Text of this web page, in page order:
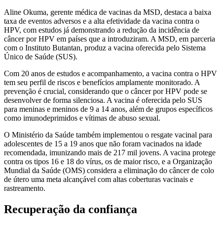
Aline Okuma, gerente médica de vacinas da MSD, destaca a baixa
taxa de eventos adversos e a alta efetividade da vacina contra o
HPV, com estudos já demonstrando a redução da incidência de
câncer por HPV em países que a introduziram. A MSD, em parceria
com o Instituto Butantan, produz a vacina oferecida pelo Sistema
Único de Saúde (SUS).
Com 20 anos de estudos e acompanhamento, a vacina contra o HPV
tem seu perfil de riscos e benefícios amplamente monitorado. A
prevenção é crucial, considerando que o câncer por HPV pode se
desenvolver de forma silenciosa. A vacina é oferecida pelo SUS
para meninas e meninos de 9 a 14 anos, além de grupos específicos
como imunodeprimidos e vítimas de abuso sexual.
O Ministério da Saúde também implementou o resgate vacinal para
adolescentes de 15 a 19 anos que não foram vacinados na idade
recomendada, imunizando mais de 217 mil jovens. A vacina protege
contra os tipos 16 e 18 do vírus, os de maior risco, e a Organização
Mundial da Saúde (OMS) considera a eliminação do câncer de colo
de útero uma meta alcançável com altas coberturas vacinais e
rastreamento.
Recuperação da confiança